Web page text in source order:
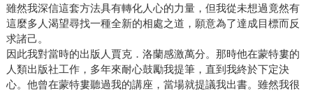
雖然我深信這套方法具有轉化人心的力量，但我從未想過竟然有
這麼多人渴望尋找一種全新的相處之道，願意為了達成目標而反
求諸己。
因此我對當時的出版人賈克．洛蘭感激萬分。那時他在蒙特婁的
人類出版社工作，多年來耐心鼓勵我提筆，直到我終於下定決
心。他曾在蒙特婁聽過我的講座，當場就提議我出書。雖然我很